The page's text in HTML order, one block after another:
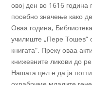
овој ден во 1616
посебно значење како
Оваа година,
училиште „Пере Тошев“
книгата“. Преку оваа
книжевните ликови до
Нашата цел е да ја